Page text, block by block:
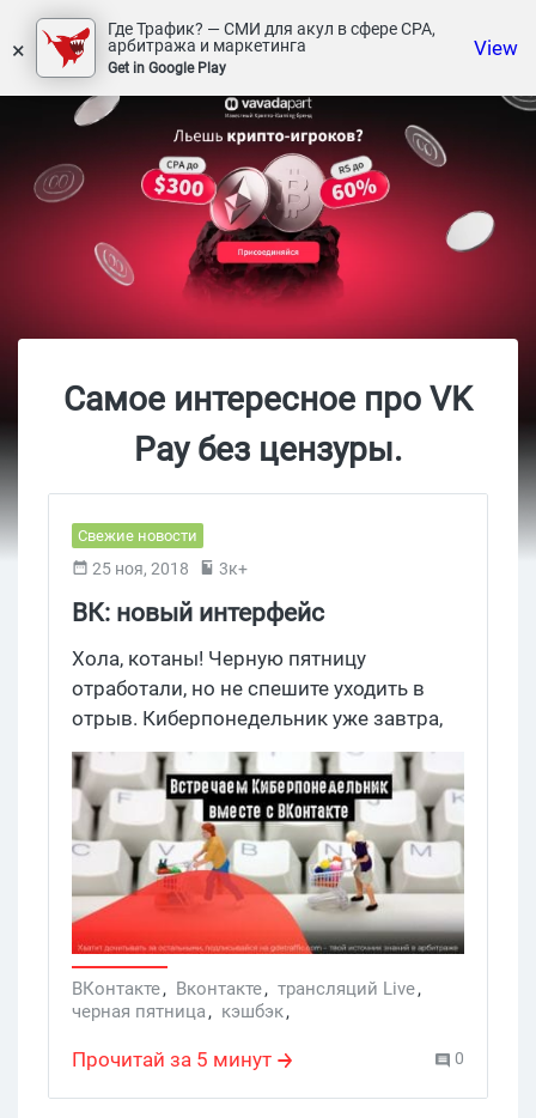
×
Где Трафик? — СМИ для акул в сфере СРА,
арбитража и маркетинга
Get in Google Play
View
Самое интересное про VK
Pay без цензуры.
Свежие новости
25 ноя, 2018 3к+
ВК: новый интерфейс
рекламного кабинета, кешбэк и
трансляции в мобильном
приложении
Хола, котаны! Черную пятницу
отработали, но не спешите уходить в
отрыв. Киберпонедельник уже завтра,
так что сейчас не время расслабляться.
Мы собрали для вас сразу три новости
от ВК, которые будут не лишними для
любого арбитражника. Поехали!
ВКонтакте, Вконтакте, трансляций Live,
черная пятница, кэшбэк,
,прямые трансляции, VK Pay
Прочитай за 5 минут 0